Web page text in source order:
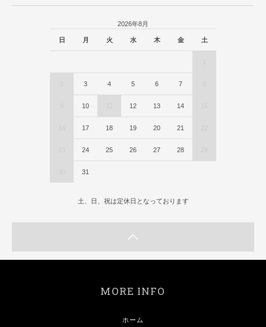
2026年8月
日 月 火 水 木 金 土
3 4 5 6 7
10 12 13 14
17 18 19 20 21
24 25 26 27 28
31
土、日、祝は定休日となっております
MORE INFO
ホーム